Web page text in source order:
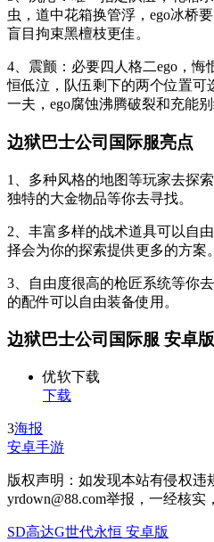
虫，道中花箱换管浮，ego冰桥
盲目拘束黑檀枝更佳。
4、震颤：必要四人格二ego，悔
恒低泣，队伍剩下的两个位置可
一夫，ego腐蚀沸腾破裂和充能别
边狱巴士公司国际服亮点
1、多种风格的地图等玩家去探
独特的大金物品等你去寻找。
2、丰富多样的战术道具可以自
择会为你的探索提供更多的方案。
3、自由度很高的枪匠系统等你
的配件可以自由装备使用。
边狱巴士公司国际服 安卓
优软下载
下载
3海报
安卓手游
版权声明：如发现本站有侵权违
yrdown@88.com举报，一经核实
SD高达G世代永恒 安卓版